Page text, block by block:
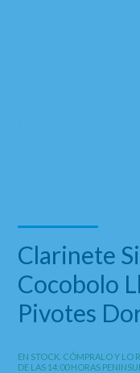
Clarinete
Cocobolo
Pivotes
EN STOCK. CÓMPRALO Y LO
DE LAS 14:00 HORAS